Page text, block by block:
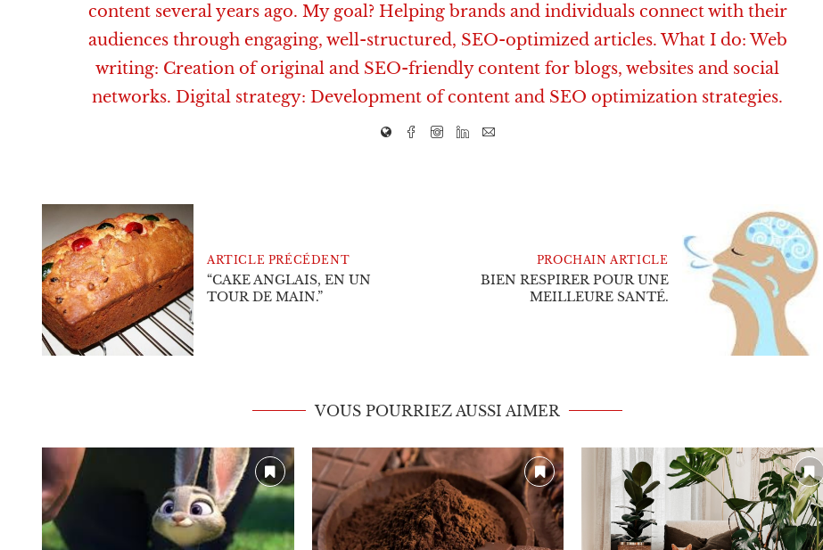
content several years ago. My goal? Helping brands and individuals connect with their
audiences through engaging, well-structured, SEO-optimized articles. What I do: Web
writing: Creation of original and SEO-friendly content for blogs, websites and social
networks. Digital strategy: Development of content and SEO optimization strategies.
ARTICLE PRÉCÉDENT
“CAKE ANGLAIS, EN UN
TOUR DE MAIN.”
PROCHAIN ARTICLE
BIEN RESPIRER POUR UNE
MEILLEURE SANTÉ.
VOUS POURRIEZ AUSSI AIMER
UNE QUESTION SE POSE!